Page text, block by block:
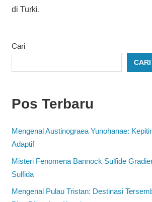
di Turki.
Cari
CARI
Pos Terbaru
Mengenal Austinograea Yunohanae:
Adaptif
Misteri Fenomena Bannock Sulfide
Sulfida
Mengenal Pulau Tristan: Destinasi